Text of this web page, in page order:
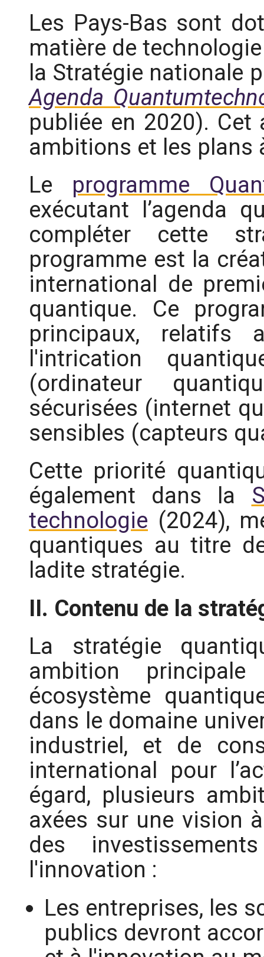
Les Pays-Bas sont
matière de
la Stratégie nationale
Agenda
publiée en 2020).
ambitions et les plans
Le programme
exécutant l’agenda
compléter cette
programme est la
international de
quantique. Ce
principaux, relatifs
l'intrication
(ordinateur
sécurisées (internet
sensibles (capteurs
Cette priorité
également dans la
technologie (2024),
quantiques au titre
ladite stratégie.
II. Contenu de la
La stratégie
ambition
écosystème
dans le domaine
industriel, et de
international pour
égard, plusieurs
axées sur une vision
des
l'innovation :
Les entreprises, les
publics devront